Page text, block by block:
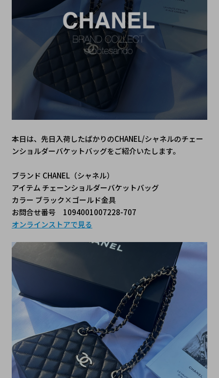
本日は、先日入荷したばかりのCHANEL/シャネルのチェー
ンショルダーバケットバッグをご紹介いたします。
ブランド CHANEL（シャネル）
アイテム チェーンショルダーバケットバッグ
カラー ブラック×ゴールド金具
お問合せ番号 1094001007228-707
オンラインストアで見る